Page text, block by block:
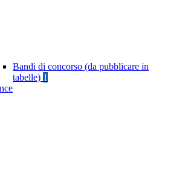
Bandi di concorso (da pubblicare in
tabelle) 1